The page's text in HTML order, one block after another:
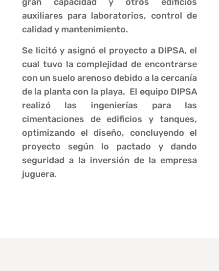
auxiliares para laboratorios, control de
calidad y mantenimiento.
Se licitó y asignó el proyecto a DIPSA, el
cual tuvo la complejidad de encontrarse
con un suelo arenoso debido a la cercanía
de la planta con la playa. El equipo DIPSA
realizó las ingenierías para las
cimentaciones de edificios y tanques,
optimizando el diseño, concluyendo el
proyecto según lo pactado y dando
seguridad a la inversión de la empresa
juguera.